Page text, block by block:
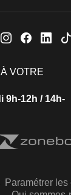
VOTRE
9h-12h / 14h-
Paramétrer les